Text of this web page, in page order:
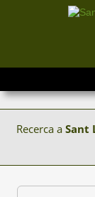
Recerca a Sant